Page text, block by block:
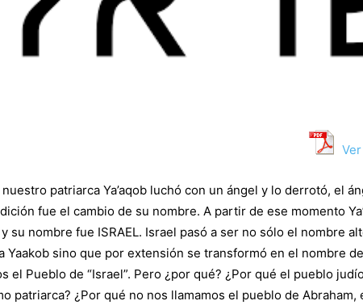
nuestro patriarca Ya’aqob luchó con un ángel y lo derrotó, el
fue el cambio de su nombre. A partir de ese momento
y su nombre fue ISRAEL. Israel pasó a ser no sólo el nombre
Yaakob sino que por extensión se transformó en el nombre
el Pueblo de “Israel”. Pero ¿por qué? ¿Por qué el pueblo
patriarca? ¿Por qué no nos llamamos el pueblo de